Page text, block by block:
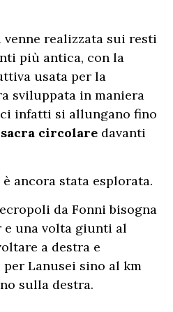
venne realizzata sui resti
più antica, con la
usata per la
sviluppata in maniera
infatti si allungano fino
circolare davanti
ancora stata esplorata.
da Fonni bisogna
e una volta giunti al
a destra e
Lanusei sino al km
sulla destra.